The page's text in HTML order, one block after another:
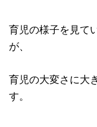
育児の様子を見て
が、
育児の大変さに大
す。